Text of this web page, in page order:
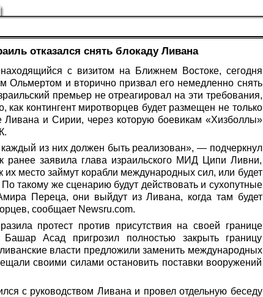
отказался снять блокаду Ливана
с визитом на Ближнем Востоке, сегодня
Ольмертом и вторично призвал его немедленно снять
премьер не отреагировал на эти требования,
как контингент миротворцев будет размещен не только
Ливана и Сирии, через которую боевикам «Хизболлы»
.
из них должен быть реализован», — подчеркнул
ранее заявила глава израильского МИД Ципи Ливни,
место займут корабли международных сил, или будет
такому же сценарию будут действовать и сухопутные
Переца, они выйдут из Ливана, когда там будет
сообщает Newsru.com.
протест против присутствия на своей границе
Асад пригрозил полностью закрыть границу
власти предложили заменить международных
своими силами остановить поставки вооружений
с руководством Ливана и провел отдельную беседу